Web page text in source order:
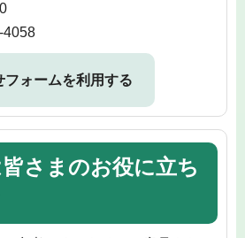
4058
フォームを利用する
さまのお役に立ち